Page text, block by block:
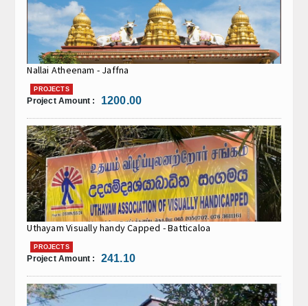
Nallai Atheenam - Jaffna
PROJECTS
Project Amount : 1200.00
Uthayam Visually handy Capped - Batticaloa
PROJECTS
Project Amount : 241.10